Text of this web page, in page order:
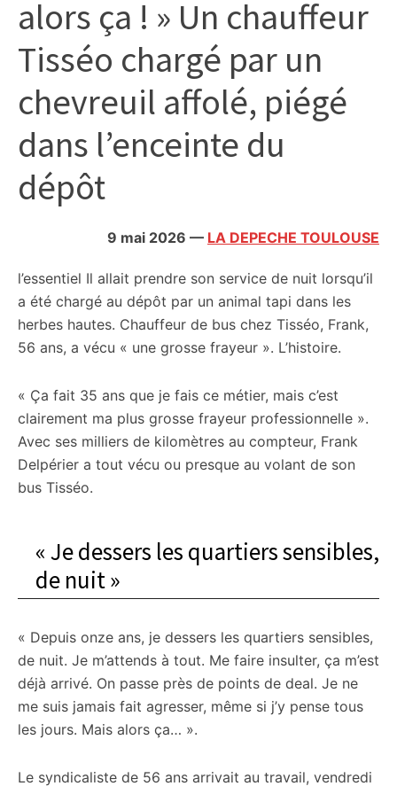
citoyennes
alors ça ! » Un chauffeur
Tisséo chargé par un
chevreuil affolé, piégé
dans l’enceinte du
dépôt
9 mai 2026 — LA DEPECHE TOULOUSE
l’essentiel Il allait prendre son service de nuit lorsqu’il
a été chargé au dépôt par un animal tapi dans les
herbes hautes. Chauffeur de bus chez Tisséo, Frank,
56 ans, a vécu « une grosse frayeur ». L’histoire.
« Ça fait 35 ans que je fais ce métier, mais c’est
clairement ma plus grosse frayeur professionnelle ».
Avec ses milliers de kilomètres au compteur, Frank
Delpérier a tout vécu ou presque au volant de son
bus Tisséo.
« Je dessers les quartiers sensibles,
de nuit »
« Depuis onze ans, je dessers les quartiers sensibles,
de nuit. Je m’attends à tout. Me faire insulter, ça m’est
déjà arrivé. On passe près de points de deal. Je ne
me suis jamais fait agresser, même si j’y pense tous
les jours. Mais alors ça… ».
Le syndicaliste de 56 ans arrivait au travail, vendredi